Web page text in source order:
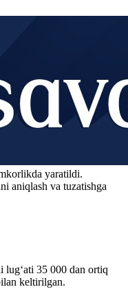
yaratildi.
aniqlash va tuzatishga
35 000 dan ortiq
keltirilgan.